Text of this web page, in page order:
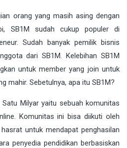
orang yang masih asing dengan
SB1M sudah cukup populer di
Sudah banyak pemilik bisnis
dari SB1M. Kelebihan SB1M
untuk member yang join untuk
mahir. Sebetulnya, apa itu SB1M?
Milyar yaitu sebuah komunitas
Komunitas ini bisa diikuti oleh
untuk mendapat penghasilan
penyedia pendidikan berbasiskan